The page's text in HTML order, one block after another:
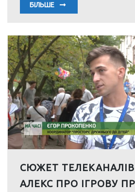
БІЛЬШЕ
СЮЖЕТ
АЛЕКС ПРО ІГРОВУ